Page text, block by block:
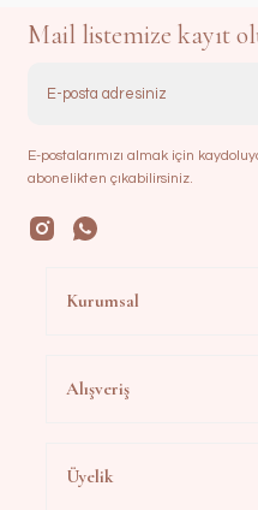
Mail listemize kayıt
E-postalarımızı almak için
abonelikten çıkabilirsiniz.
Kurumsal
Alışveriş
Üyelik